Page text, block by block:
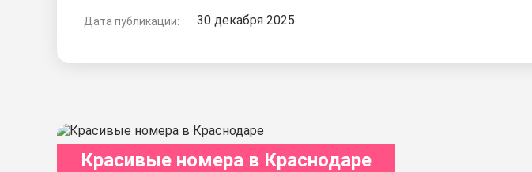
Дата публикации: 30 декабря 2025
Красивые номера в Краснодаре